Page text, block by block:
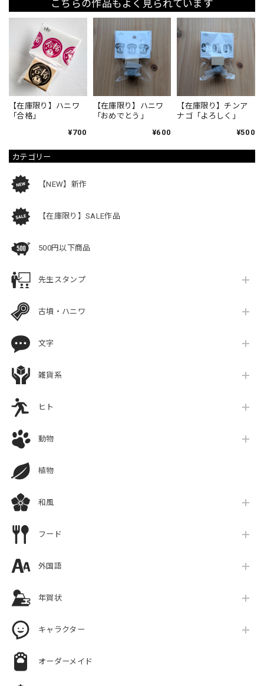
カテゴリー
【NEW】新作
【在庫限り】SALE作品
500円以下商品
先生スタンプ
古墳・ハニワ
文字
雑貨系
ヒト
動物
植物
和風
フード
外国語
年賀状
キャラクター
オーダーメイド
こちらの作品もよく見られています
【在庫限り】ハニワ
「合格」
¥700
【在庫限り】ハニワ
「おめでとう」
¥600
【在庫限り】チンア
ナゴ「よろしく」
¥500